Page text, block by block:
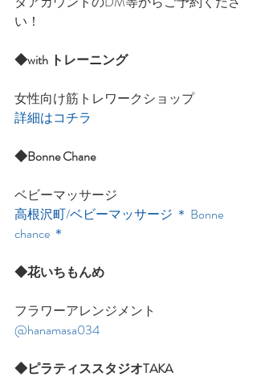
い！
◆with トレーニング
女性向け筋トレワークショップ
詳細はコチラ
◆Bonne Chane
ベビーマッサージ
高根沢町/ベビーマッサージ ＊ Bonne
chance ＊
◆花いちもんめ
フラワーアレンジメント
@hanamasa034
◆ピラティススタジオTAKA